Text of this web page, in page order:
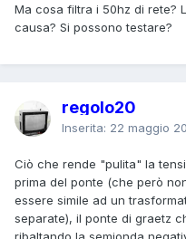
Ma cosa filtra i 50hz di rete?
causa? Si possono testare?
regolo20
Inserita: 22 maggio
Ciò che rende "pulita" la
prima del ponte (che però
essere simile ad un
separate), il ponte di graetz